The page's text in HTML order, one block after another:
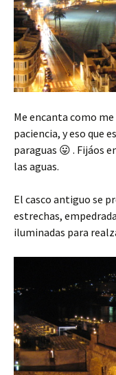
Me encanta como
paciencia, y eso que
paraguas 😛 . Fijáos
las aguas.
El casco antiguo se
estrechas,
iluminadas para